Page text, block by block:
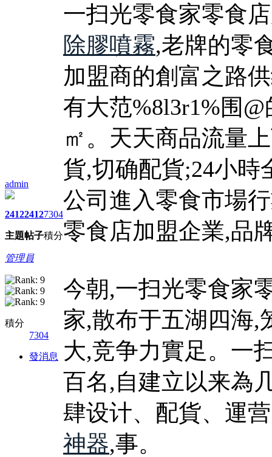
admin
2412
主題
2412
帖子
7304
積分
管理員
積分
7304
發消息
一扫光零食家零食
除膠噴霧,老牌的零
加盟商的創富之路
有大范%8l3r1%围
㎡。天天商品流量
貨,切确配貨;24小時
公司進入零食市場
零食店加盟企業,品
今朝,一扫光零食家
家,散布于五湖四海,
大,竞争力實足。一
百名,自建立以来為
肆设计、配貨、運
神器,事。